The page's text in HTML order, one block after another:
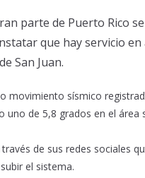
parte de Puerto Rico
que hay servicio
San Juan.
movimiento sísmico
uno de 5,8 grados en el
través de sus redes sociales
el sistema.